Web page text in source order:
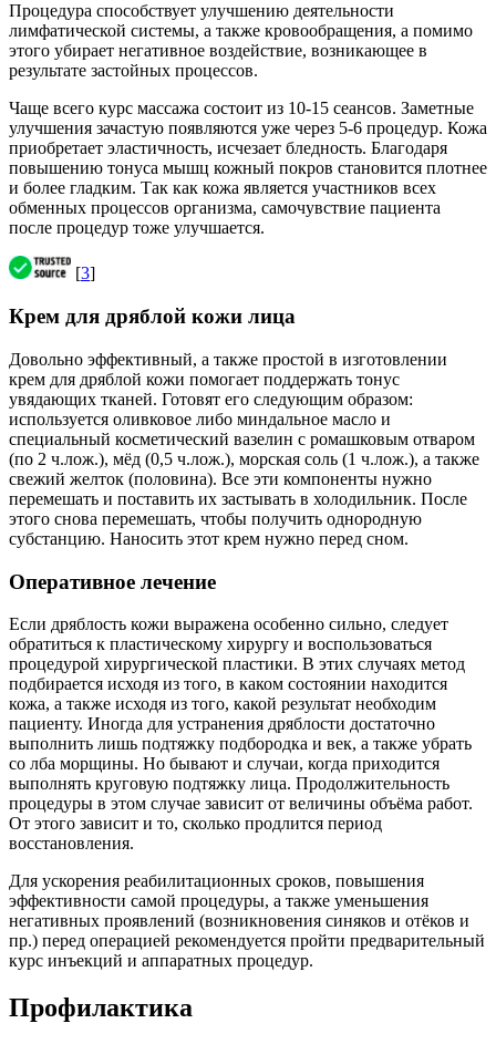
Процедура способствует улучшению деятельности
лимфатической системы, а также кровообращения, а помимо
этого убирает негативное воздействие, возникающее в
результате застойных процессов.
Чаще всего курс массажа состоит из 10-15 сеансов. Заметные
улучшения зачастую появляются уже через 5-6 процедур. Кожа
приобретает эластичность, исчезает бледность. Благодаря
повышению тонуса мышц кожный покров становится плотнее
и более гладким. Так как кожа является участников всех
обменных процессов организма, самочувствие пациента
после процедур тоже улучшается.
[3]
Крем для дряблой кожи лица
Довольно эффективный, а также простой в изготовлении
крем для дряблой кожи помогает поддержать тонус
увядающих тканей. Готовят его следующим образом:
используется оливковое либо миндальное масло и
специальный косметический вазелин с ромашковым отваром
(по 2 ч.лож.), мёд (0,5 ч.лож.), морская соль (1 ч.лож.), а также
свежий желток (половина). Все эти компоненты нужно
перемешать и поставить их застывать в холодильник. После
этого снова перемешать, чтобы получить однородную
субстанцию. Наносить этот крем нужно перед сном.
Оперативное лечение
Если дряблость кожи выражена особенно сильно, следует
обратиться к пластическому хирургу и воспользоваться
процедурой хирургической пластики. В этих случаях метод
подбирается исходя из того, в каком состоянии находится
кожа, а также исходя из того, какой результат необходим
пациенту. Иногда для устранения дряблости достаточно
выполнить лишь подтяжку подбородка и век, а также убрать
со лба морщины. Но бывают и случаи, когда приходится
выполнять круговую подтяжку лица. Продолжительность
процедуры в этом случае зависит от величины объёма работ.
От этого зависит и то, сколько продлится период
восстановления.
Для ускорения реабилитационных сроков, повышения
эффективности самой процедуры, а также уменьшения
негативных проявлений (возникновения синяков и отёков и
пр.) перед операцией рекомендуется пройти предварительный
курс инъекций и аппаратных процедур.
Профилактика